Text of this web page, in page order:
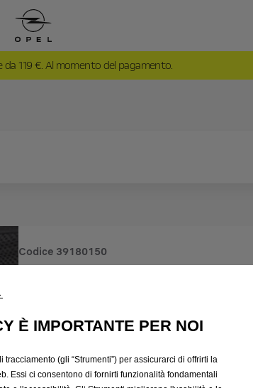
119 €. Al momento del pagamento.
Codice 39180150
KIT DI
184,21 €
P
r
IVA inclusa/Unità
-
+
Prodotto esaurito
È IMPORTANTE PER NOI
(gli “Strumenti”) per assicurarci di offrirti la
Essi ci consentono di fornirti funzionalità fondamentali